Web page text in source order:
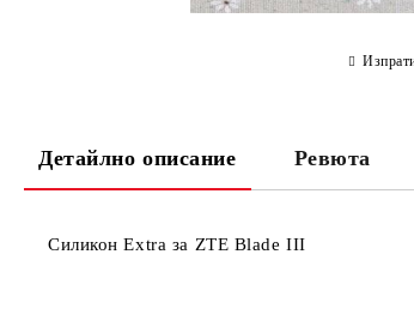
Детайлно описание Ревюта
Силикон Extra за ZTE Blade III